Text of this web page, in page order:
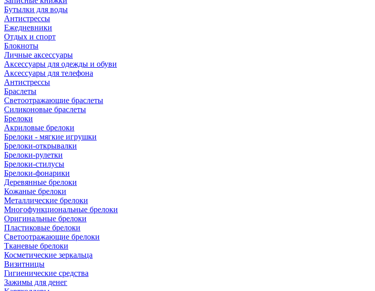
Бутылки для воды
Антистрессы
Ежедневники
Отдых и спорт
Блокноты
Личные аксессуары
Аксессуары для одежды и обуви
Аксессуары для телефона
Антистрессы
Браслеты
Светоотражающие браслеты
Силиконовые браслеты
Брелоки
Акриловые брелоки
Брелоки - мягкие игрушки
Брелоки-открывалки
Брелоки-рулетки
Брелоки-стилусы
Брелоки-фонарики
Деревянные брелоки
Кожаные брелоки
Металлические брелоки
Многофункциональные брелоки
Оригинальные брелоки
Пластиковые брелоки
Светоотражающие брелоки
Тканевые брелоки
Косметические зеркальца
Визитницы
Гигиенические средства
Зажимы для денег